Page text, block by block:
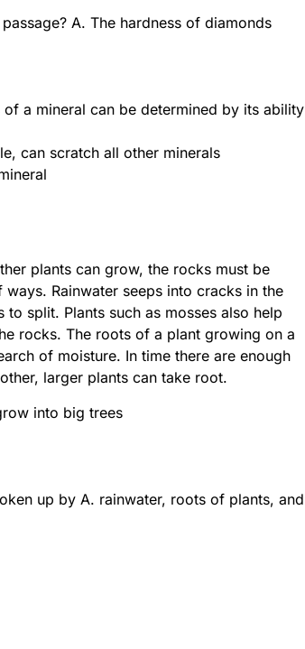
A. The hardness of diamonds
a mineral can be determined by its ability
can scratch all other minerals
plants can grow, the rocks must be
Rainwater seeps into cracks in the
split. Plants such as mosses also help
rocks. The roots of a plant growing on a
of moisture. In time there are enough
larger plants can take root.
into big trees
up by A. rainwater, roots of plants, and